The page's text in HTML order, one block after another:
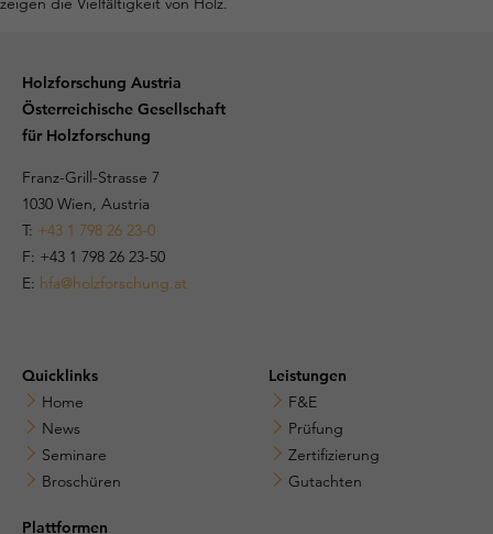
Holzforschung Austria
Österreichische Gesellschaft
für Holzforschung
Franz-Grill-Strasse 7
1030 Wien, Austria
T: +43 1 798 26 23-0
​​F: +43 1 798 26 23-50
E: hfa@holzforschung.at
Quicklinks
Home
News
Seminare
Broschüren
Leistungen
F&E
Prüfung
Zertifizierung
Gutachten
Plattformen